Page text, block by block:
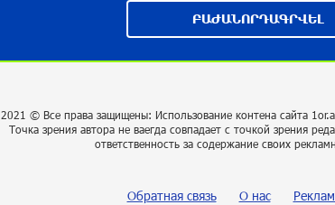
ԲԱԺԱՆՈՐԴԱԳՐՎԵԼ
2021 © Все права защищены: Использование контена сайта
Точка зрения автора не ваегда совпадает с точкой зрения
ответственность за содержание своих
Обратная связь О нас